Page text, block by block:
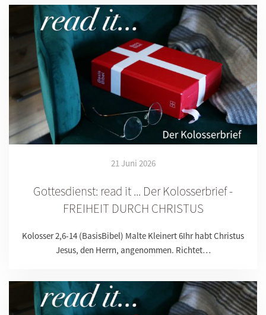
21 Juni 2026
Gottesdienst: read it ... Der Kolosserbrief -
FREIHEIT DURCH CHRISTUS
Kolosser 2,6-14 (BasisBibel) Malte Kleinert 6Ihr habt Christus
Jesus, den Herrn, angenommen. Richtet…